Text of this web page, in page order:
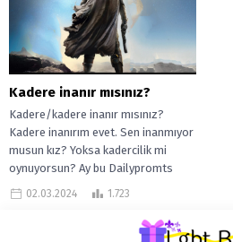
Kadere inanır mısınız?
Kadere/kadere inanır mısınız?
Kadere inanırım evet. Sen inanmıyor
musun kız? Yoksa kadercilik mi
oynuyorsun? Ay bu Dailypromts
gerçekten adama but...
02.03.2024 1.723